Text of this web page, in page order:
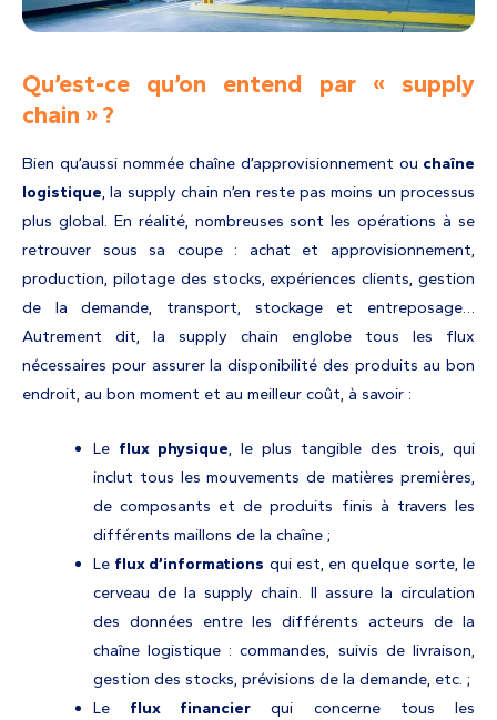
Qu’est-ce qu’on entend par « supply
chain » ?
Bien qu’aussi nommée chaîne d’approvisionnement ou chaîne
logistique, la supply chain n’en reste pas moins un processus
plus global. En réalité, nombreuses sont les opérations à se
retrouver sous sa coupe : achat et approvisionnement,
production, pilotage des stocks, expériences clients, gestion
de la demande, transport, stockage et entreposage…
Autrement dit, la supply chain englobe tous les flux
nécessaires pour assurer la disponibilité des produits au bon
endroit, au bon moment et au meilleur coût, à savoir :
Le flux physique, le plus tangible des trois, qui
inclut tous les mouvements de matières premières,
de composants et de produits finis à travers les
différents maillons de la chaîne ;
Le flux d’informations qui est, en quelque sorte, le
cerveau de la supply chain. Il assure la circulation
des données entre les différents acteurs de la
chaîne logistique : commandes, suivis de livraison,
gestion des stocks, prévisions de la demande, etc. ;
Le flux financier qui concerne tous les